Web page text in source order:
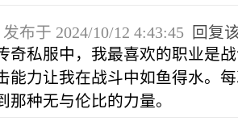
发布于 2024/10/12 4:43:45
回复
奇私服中，我最喜欢的职业是
能力让我在战斗中如鱼得水。
那种无与伦比的力量。